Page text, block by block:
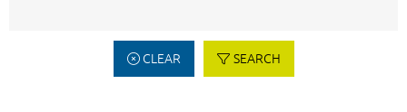
CLEAR SEARCH